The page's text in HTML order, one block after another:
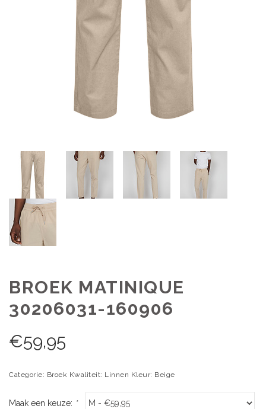
BROEK MATINIQUE
30206031-160906
€59,95
Categorie: Broek Kwaliteit: Linnen Kleur: Beige
Maak een keuze: *